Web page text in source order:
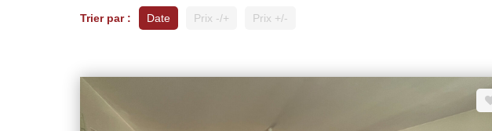
Trier par : Date Prix -/+ Prix +/-